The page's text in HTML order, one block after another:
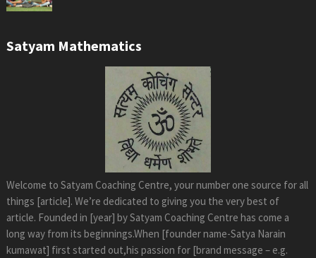
Satyam Mathematics
Welcome to Satyam Coaching Centre, your number one source for all
things [article]. We’re dedicated to giving you the very best of
article. Founded in [year] by Satyam Coaching Centre has come a
long way from its beginnings.When [founder name-Satya Narain
kumawat] first started out,his passion for [brand message – e.g.